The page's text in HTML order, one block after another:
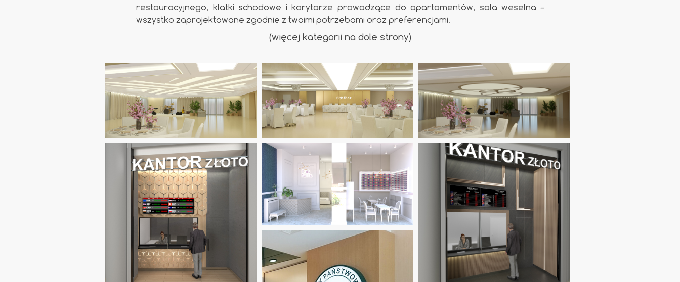
restauracyjnego, klatki schodowe i korytarze prowadzące do apartamentów, sala weselna –
wszystko zaprojektowane zgodnie z twoimi potrzebami oraz preferencjami.
(więcej kategorii na dole strony)